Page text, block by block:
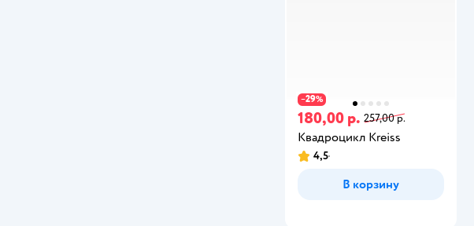
−29%
180,00 р. 257,00 р.
Квадроцикл Kreiss
4,5
В корзину